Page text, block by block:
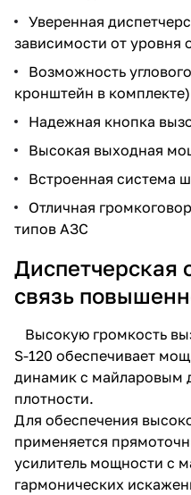
Уверенная
зависимости от
Возможность
кронштейн в комплекте)
Надежная кнопка
Высокая выходная
Встроенная система
Отличная
типов АЗС
Диспетчерская
связь
Высокую громкость
S-120 обеспечивает
динамик с майларовым
плотности.
Для обеспечения
применяется
усилитель мощности с
гармонических